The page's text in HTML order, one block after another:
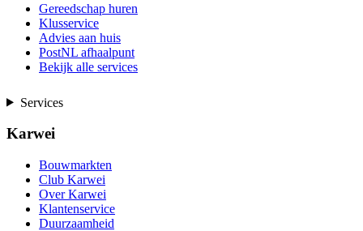
Gereedschap huren
Klusservice
Advies aan huis
PostNL afhaalpunt
Bekijk alle services
Services
Karwei
Bouwmarkten
Club Karwei
Over Karwei
Klantenservice
Duurzaamheid